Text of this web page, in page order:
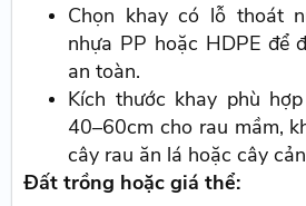
Chọn khay có lỗ thoát
nhựa PP hoặc HDPE để
an toàn.
Kích thước khay phù
40–60cm cho rau mầm,
cây rau ăn lá hoặc cây
Đất trồng hoặc giá thể: